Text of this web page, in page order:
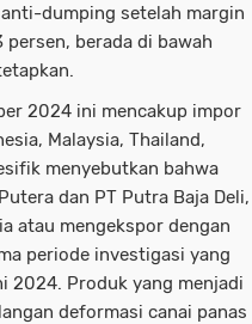
dumping setelah margin
berada di bawah
2024 ini mencakup impor
Malaysia, Thailand,
menyebutkan bahwa
dan PT Putra Baja Deli,
atau mengekspor dengan
periode investigasi yang
2024. Produk yang menjadi
deformasi canai panas